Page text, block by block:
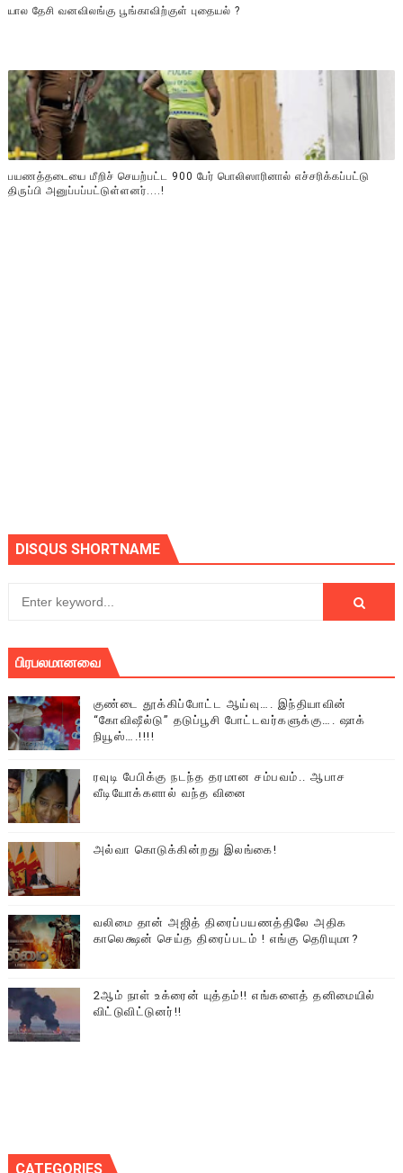
யால தேசி வனவிலங்கு பூங்காவிற்குள் புதையல் ?
பயணத்தடையை மீறிச் செயற்பட்ட 900 பேர் பொலிஸாரினால் எச்சரிக்கப்பட்டு
திருப்பி அனுப்பப்பட்டுள்ளனர்....!
DISQUS SHORTNAME
பிரபலமானவை
குண்டை தூக்கிப்போட்ட ஆய்வு…. இந்தியாவின்
“கோவிஷீல்டு” தடுப்பூசி போட்டவர்களுக்கு…. ஷாக்
நியூஸ்….!!!!
ரவுடி பேபிக்கு நடந்த தரமான சம்பவம்.. ஆபாச
வீடியோக்களால் வந்த வினை
அல்வா கொடுக்கின்றது இலங்கை!
வலிமை தான் அஜித் திரைப்பயணத்திலே அதிக
காலெக்ஷன் செய்த திரைப்படம் ! எங்கு தெரியுமா?
2ஆம் நாள் உக்ரைன் யுத்தம்!! எங்களைத் தனிமையில்
விட்டுவிட்டுனர்!!
CATEGORIES